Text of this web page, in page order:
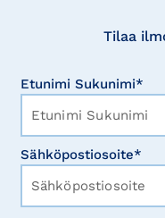
Tilaa
Etunimi Sukunimi*
Sähköpostiosoite*